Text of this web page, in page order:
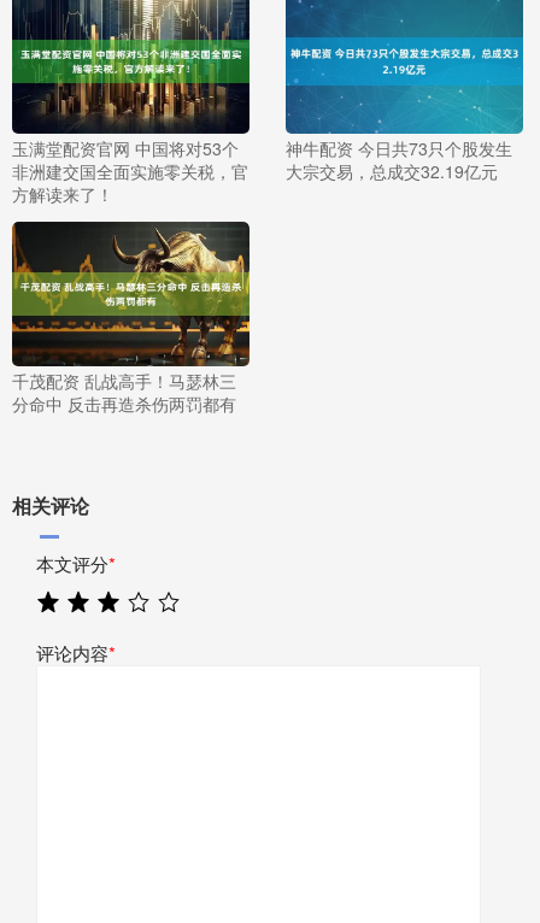
玉满堂配资官网 中国将对53个
非洲建交国全面实施零关税，官
方解读来了！
神牛配资 今日共73只个股发生
大宗交易，总成交32.19亿元
千茂配资 乱战高手！马瑟林三
分命中 反击再造杀伤两罚都有
相关评论
本文评分*
评论内容*